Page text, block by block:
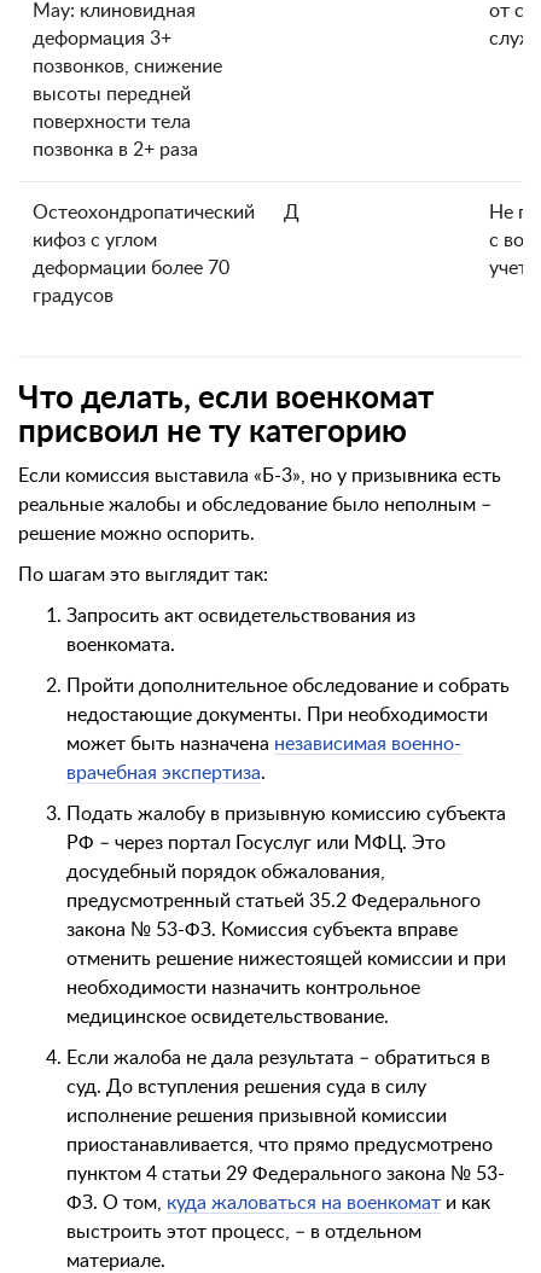
Мау: клиновидная
деформация 3+
позвонков, снижение
высоты передней
поверхности тела
позвонка в 2+ раза
от
Остеохондропатический
кифоз с углом
деформации более 70
градусов
Д
Не
с
учета
Что делать, если военкомат
присвоил не ту категорию
Если комиссия выставила «Б-3», но у призывника есть
реальные жалобы и обследование было неполным –
решение можно оспорить.
По шагам это выглядит так:
Запросить акт освидетельствования из
военкомата.
Пройти дополнительное обследование и собрать
недостающие документы. При необходимости
может быть назначена независимая военно-
врачебная экспертиза.
Подать жалобу в призывную комиссию субъекта
РФ – через портал Госуслуг или МФЦ. Это
досудебный порядок обжалования,
предусмотренный статьей 35.2 Федерального
закона № 53-ФЗ. Комиссия субъекта вправе
отменить решение нижестоящей комиссии и при
необходимости назначить контрольное
медицинское освидетельствование.
Если жалоба не дала результата – обратиться в
суд. До вступления решения суда в силу
исполнение решения призывной комиссии
приостанавливается, что прямо предусмотрено
пунктом 4 статьи 29 Федерального закона № 53-
ФЗ. О том, куда жаловаться на военкомат и как
выстроить этот процесс, – в отдельном
материале.